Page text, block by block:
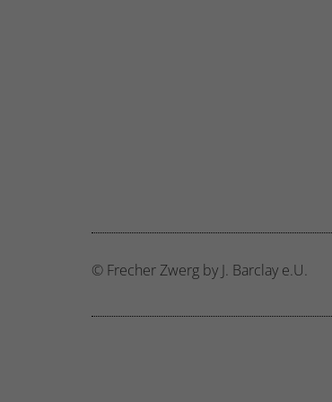
© Frecher Zwerg by J. Barclay e.U.